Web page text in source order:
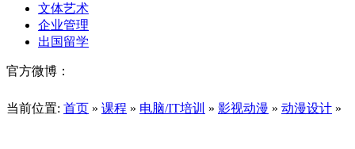
文体艺术
企业管理
出国留学
官方微博：
当前位置: 首页 » 课程 » 电脑/IT培训 » 影视动漫 » 动漫设计 »